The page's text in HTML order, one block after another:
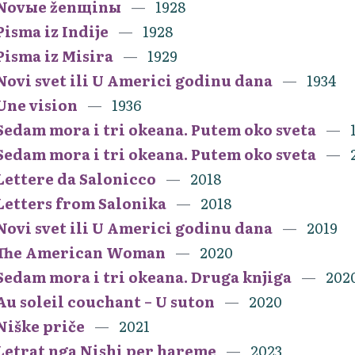
ženщinы
1928
iz Indije
1928
iz Misira
1929
svet ili U Americi godinu dana
1934
vision
1936
mora i tri okeana. Putem oko sveta
mora i tri okeana. Putem oko sveta
da Salonicco
2018
from Salonika
2018
svet ili U Americi godinu dana
2019
American Woman
2020
mora i tri okeana. Druga knjiga
soleil couchant – U suton
2020
priče
2021
nga Nishi per hareme
2023